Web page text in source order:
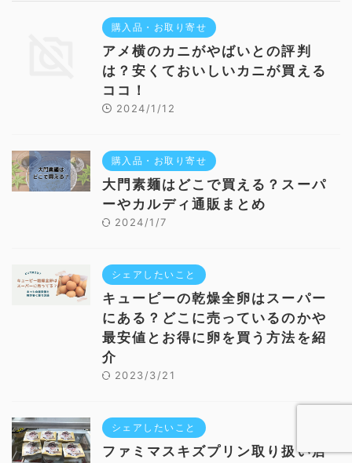
購入品・お取り寄せ
アメ横のカニがやばいとの評判
は？安くておいしいカニが買える
ココ！
2024/1/12
購入品・お取り寄せ
大門素麺はどこで買える？スーパ
ーやカルディ通販まとめ
2024/1/7
シェアしたいこと
キューピーの乾燥全卵はスーパー
にある？どこに売っているのかや
最安値とお得に卵を買う方法を紹
介
2023/3/21
シェアしたいこと
ファミマスキズプリン取り扱い店